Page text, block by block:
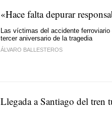
«Hace falta depurar
Las víctimas del accidente
tercer aniversario de la tragedia
ÁLVARO BALLESTEROS
Llegada a Santiago del